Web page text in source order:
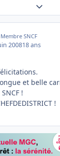
Membre SNCF
200818 ans
et belle
!
!